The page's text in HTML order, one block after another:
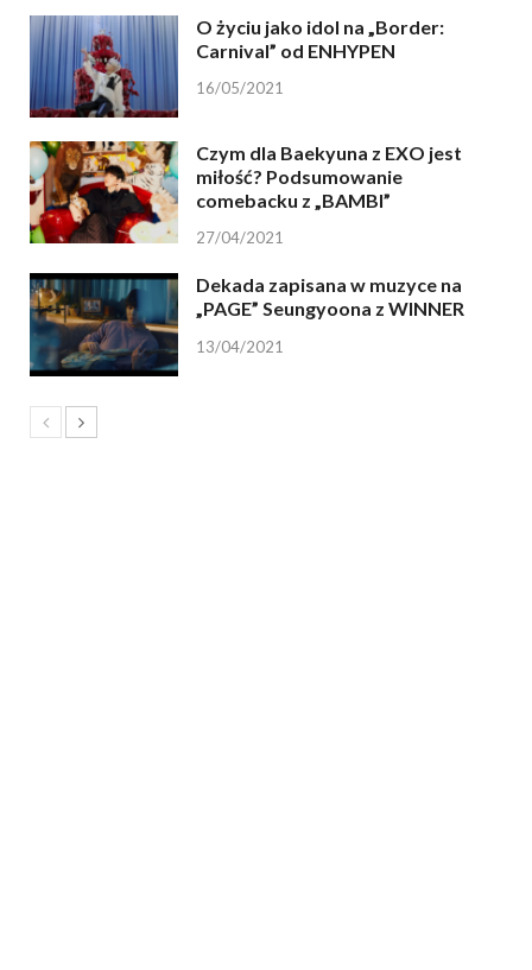
O życiu jako idol na „Border:
Carnival” od ENHYPEN
16/05/2021
Czym dla Baekyuna z EXO jest
miłość? Podsumowanie
comebacku z „BAMBI”
27/04/2021
Dekada zapisana w muzyce na
„PAGE” Seungyoona z WINNER
13/04/2021